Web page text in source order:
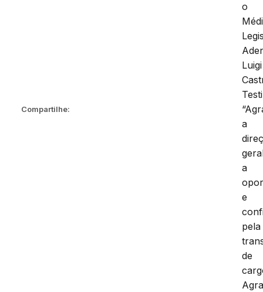
Compartilhe:
o
Luigi
a
a
e
pela
de